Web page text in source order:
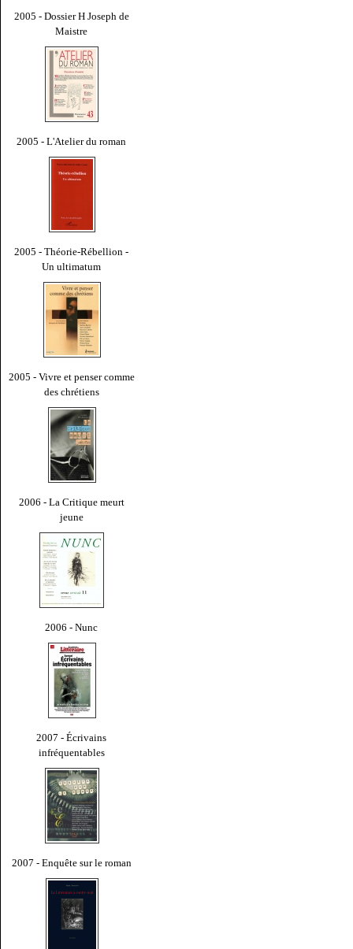
2005 - Dossier H Joseph de
Maistre
2005 - L'Atelier du roman
2005 - Théorie-Rébellion -
Un ultimatum
2005 - Vivre et penser comme
des chrétiens
2006 - La Critique meurt
jeune
2006 - Nunc
2007 - Écrivains
infréquentables
2007 - Enquête sur le roman